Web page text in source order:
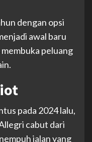
dengan opsi
awal baru
peluang
pada 2024 lalu,
cabut dari
jalan yang